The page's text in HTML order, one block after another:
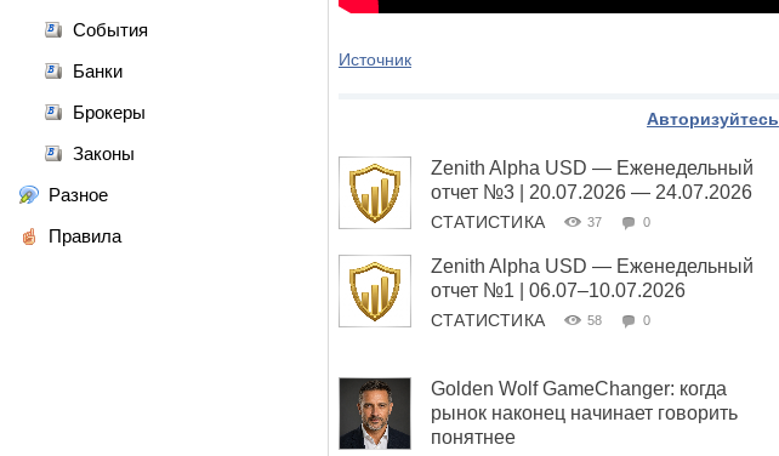
События
Банки
Брокеры
Законы
Разное
Правила
Источник
Авторизуйтесь
Zenith Alpha USD — Еженедельный
отчет №3 | 20.07.2026 — 24.07.2026
СТАТИСТИКА 37 0
Zenith Alpha USD — Еженедельный
отчет №1 | 06.07–10.07.2026
СТАТИСТИКА 58 0
Golden Wolf GameChanger: когда
рынок наконец начинает говорить
понятнее